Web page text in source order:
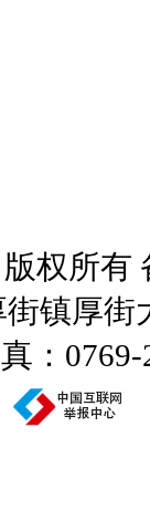
权所有
镇厚
：0769-